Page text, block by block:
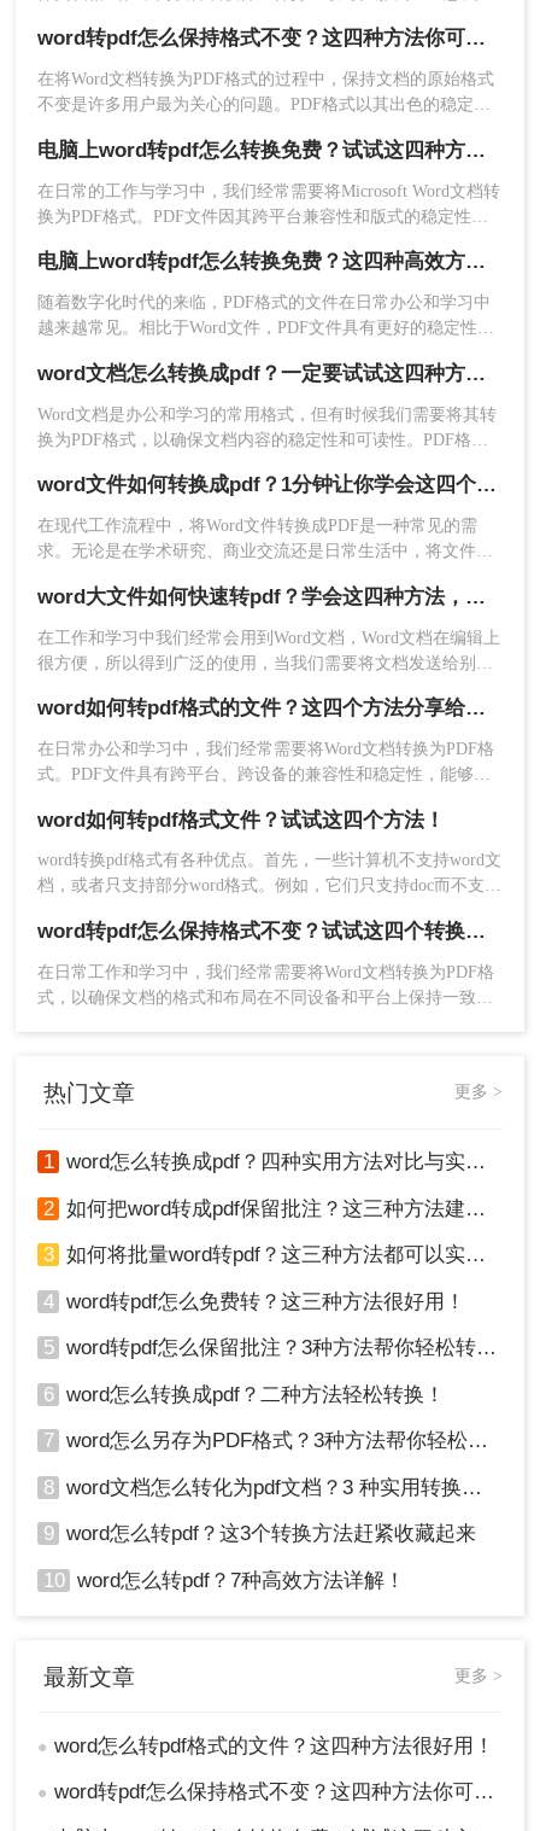
4、转换完成就可以下载看了。
方法三：使用PDF打印机
许多操作系统都支持安装虚拟PDF打印机，如
Adobe Acrobat的PDF打印机或免费的PDF创建器
（如PDFCreator）。
操作步骤：
1、安装PDF打印机：首先，下载并安装一个PDF打
印机软件。
2、打印Word文档：在Word中打开你的文档，点
3、选择PDF打印机：在打印对话框中，选择你安装
的PDF打印机作为打印设备。
4、保存PDF文件：点击“打印”后，会弹出一个保存
对话框，让你选择保存位置和文件名。完成这些步
骤后，Word文档就被转换成了PDF文件。
方法四：使用第三方PDF转换软件
Foxit PhantomPDF、转转大师pdf转换器等，它们提
操作步骤：
1、需要批量转换和经常需要处理格式转换的朋友，
2、选择PDF转换-其他转PDF-Word/xps转PDF，然
择添加文件夹，这样就可以批量导入文件了。
法，适用于不同场景和用户需求。
word转pdf怎么保持格式不变？这四种方法你可以试试！
在将Word文档转换为PDF格式的过程中，保持文档的原始格式
不变是许多用户最为关心的问题。PDF格式以其出色的稳定性
的显示效果。然而，不恰当的转换方法可能会导致格式错乱、
字体变化、图片移位等问题。那么word转pdf怎么保持格式不变
呢？本文将介绍几种有效的Word转PDF方法，以确保转换后的
PDF文档能够完美保留原始格式。
电脑上word转pdf怎么转换免费？试试这四种方法！
在日常的工作与学习中，我们经常需要将Microsoft Word文档转
换为PDF格式。PDF文件因其跨平台兼容性和版式的稳定性而
换免费呢？本文将向您介绍几种在电脑上免费将Word文档转换
为PDF的方法，适用于Windows和macOS操作系统。
电脑上word转pdf怎么转换免费？这四种高效方法分享给你！
​随着数字化时代的来临，PDF格式的文件在日常办公和学习中
越来越常见。相比于Word文件，PDF文件具有更好的稳定性和
式。因此，将Word文件转换为PDF格式成为了许多人的需求。
那么电脑上word转pdf怎么转换免费呢？本文将详细介绍四种免
费转换Word到PDF的方法，帮助您轻松完成格式转换。
word文档怎么转换成pdf？一定要试试这四种方法！
Word文档是办公和学习的常用格式，但有时候我们需要将其转
换为PDF格式，以确保文档内容的稳定性和可读性。PDF格式
看时都能保持一致性。那么word文档怎么转换成pdf呢？下面将
介绍四种将Word文档转换成PDF的方法，帮助您轻松完成转
换。
word文件如何转换成pdf？1分钟让你学会这四个好用方法，真的超简单！
在现代工作流程中，将Word文件转换成PDF是一种常见的需
求。无论是在学术研究、商业交流还是日常生活中，将文件保
绍word文件如何转换成pdf的方法，可帮助您将Word文件转换
成PDF格式。
word大文件如何快速转pdf？学会这四种方法，从此文件格式转换不求人
在工作和学习中我们经常会用到Word文档，Word文档在编辑上
很方便，所以得到广泛的使用，当我们需要将文档发送给别
样就不用担心内容被修改的问题，那么如何将word大文件转pdf
文件呢？
word如何转pdf格式的文件？这四个方法分享给大家！
在日常办公和学习中，我们经常需要将Word文档转换为PDF格
式。PDF文件具有跨平台、跨设备的兼容性和稳定性，能够确
何转pdf格式的文件呢？本文将为你介绍四种Word转PDF的方
法，帮助你轻松完成转换任务。
word如何转pdf格式文件？试试这四个方法！
word转换pdf格式有各种优点。首先，一些计算机不支持word文
档，或者只支持部分word格式。例如，它们只支持doc而不支持
时，pdf格式不会改变，但由于计算机的不同，word往往会改
变，但是pdf格式更加稳定。所以我们可以考虑将word转pdf格
式文件，那么word如何转pdf格式文件呢？下面就来看看吧。
word转pdf怎么保持格式不变？试试这四个转换方法！
在日常工作和学习中，我们经常需要将Word文档转换为PDF格
式，以确保文档的格式和布局在不同设备和平台上保持一致。
热门文章 更多 >
1 word怎么转换成pdf？四种实用方法对比与实操指南（附详细表格）！
2 如何把word转成pdf保留批注？这三种方法建议收藏！
3 如何将批量word转pdf？这三种方法都可以实现批量转换
4 word转pdf怎么免费转？这三种方法很好用！
5 word转pdf怎么保留批注？3种方法帮你轻松转换！
6 word怎么转换成pdf？二种方法轻松转换！
7 word怎么另存为PDF格式？3种方法帮你轻松转换!
8 word文档怎么转化为pdf文档？3 种实用转换方法，完美保留原文档格式！
9 word怎么转pdf？这3个转换方法赶紧收藏起来
10 word怎么转pdf？7种高效方法详解！
最新文章 更多 >
● word怎么转pdf格式的文件？这四种方法很好用！
● word转pdf怎么保持格式不变？这四种方法你可以试试！